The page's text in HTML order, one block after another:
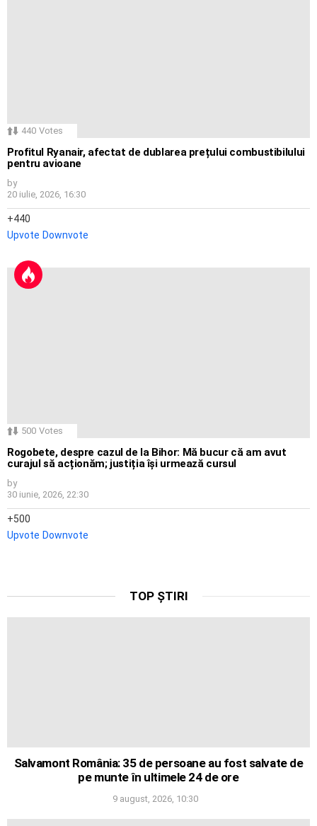
440 Votes
Profitul Ryanair, afectat de dublarea prețului combustibilului
pentru avioane
by
20 iulie, 2026, 16:30
440
Upvote Downvote
500 Votes
Rogobete, despre cazul de la Bihor: Mă bucur că am avut
curajul să acționăm; justiția își urmează cursul
by
30 iunie, 2026, 22:30
500
Upvote Downvote
TOP ȘTIRI
Salvamont România: 35 de persoane au fost salvate de
pe munte în ultimele 24 de ore
9 august, 2026, 10:30